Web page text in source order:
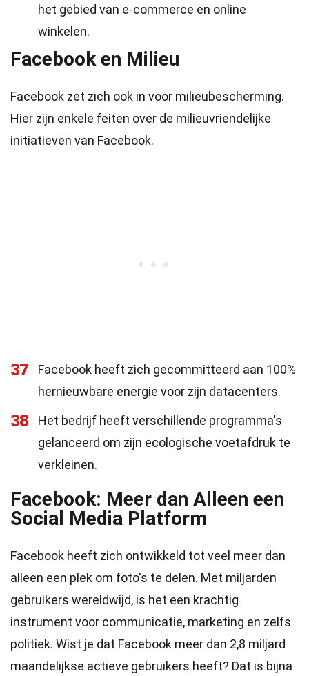
het gebied van e-commerce en online
winkelen.
Facebook en Milieu
Facebook zet zich ook in voor milieubescherming.
Hier zijn enkele feiten over de milieuvriendelijke
initiatieven van Facebook.
37
Facebook heeft zich gecommitteerd aan 100%
hernieuwbare energie voor zijn datacenters.
38
Het bedrijf heeft verschillende programma's
gelanceerd om zijn ecologische voetafdruk te
verkleinen.
Facebook: Meer dan Alleen een
Social Media Platform
Facebook heeft zich ontwikkeld tot veel meer dan
alleen een plek om foto's te delen. Met miljarden
gebruikers wereldwijd, is het een krachtig
instrument voor communicatie, marketing en zelfs
politiek. Wist je dat Facebook meer dan 2,8 miljard
maandelijkse actieve gebruikers heeft? Dat is bijna